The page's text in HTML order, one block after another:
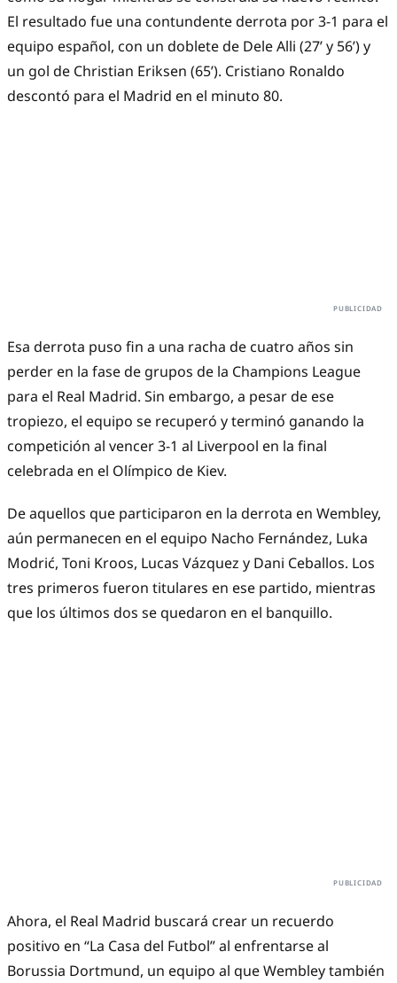
El resultado fue una contundente derrota por 3-1 para el
equipo español, con un doblete de Dele Alli (27’ y 56’) y
un gol de Christian Eriksen (65’). Cristiano Ronaldo
descontó para el Madrid en el minuto 80.
Esa derrota puso fin a una racha de cuatro años sin
perder en la fase de grupos de la Champions League
para el Real Madrid. Sin embargo, a pesar de ese
tropiezo, el equipo se recuperó y terminó ganando la
competición al vencer 3-1 al Liverpool en la final
celebrada en el Olímpico de Kiev.
De aquellos que participaron en la derrota en Wembley,
aún permanecen en el equipo Nacho Fernández, Luka
Modrić, Toni Kroos, Lucas Vázquez y Dani Ceballos. Los
tres primeros fueron titulares en ese partido, mientras
que los últimos dos se quedaron en el banquillo.
Ahora, el Real Madrid buscará crear un recuerdo
positivo en “La Casa del Futbol” al enfrentarse al
Borussia Dortmund, un equipo al que Wembley también